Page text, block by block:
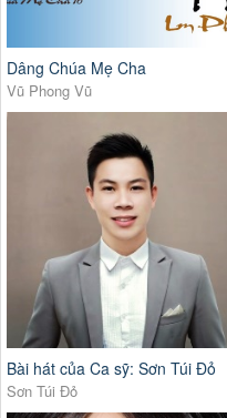
Dâng Chúa Mẹ Cha
Vũ Phong Vũ
Bài hát của Ca sỹ: Sơn Túi Đỏ
Sơn Túi Đỏ